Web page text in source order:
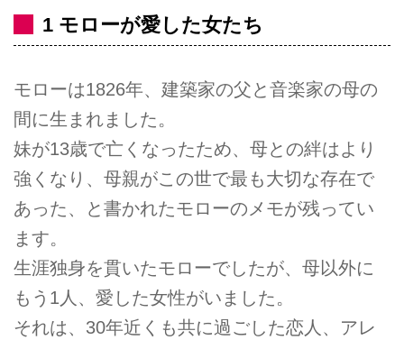
1 モローが愛した女たち
モローは1826年、建築家の父と音楽家の母の
間に生まれました。
妹が13歳で亡くなったため、母との絆はより
強くなり、母親がこの世で最も大切な存在で
あった、と書かれたモローのメモが残ってい
ます。
生涯独身を貫いたモローでしたが、母以外に
もう1人、愛した女性がいました。
それは、30年近くも共に過ごした恋人、アレ